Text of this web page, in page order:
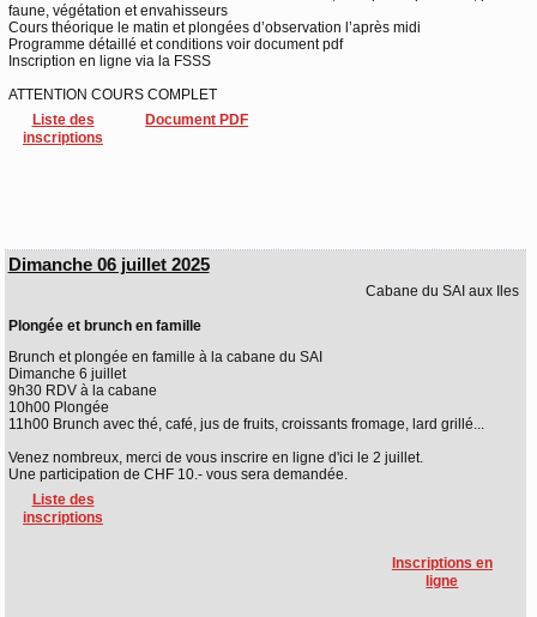
faune, végétation et envahisseurs
Cours théorique le matin et plongées d’observation l’après midi
Programme détaillé et conditions voir document pdf
Inscription en ligne via la FSSS
ATTENTION COURS COMPLET
Liste des
inscriptions
Document PDF
Dimanche 06 juillet 2025
Cabane du SAI aux Iles
Plongée et brunch en famille
Brunch et plongée en famille à la cabane du SAI
Dimanche 6 juillet
9h30 RDV à la cabane
10h00 Plongée
11h00 Brunch avec thé, café, jus de fruits, croissants fromage, lard grillé...
Venez nombreux, merci de vous inscrire en ligne d'ici le 2 juillet.
Une participation de CHF 10.- vous sera demandée.
Liste des
inscriptions
Inscriptions en
ligne